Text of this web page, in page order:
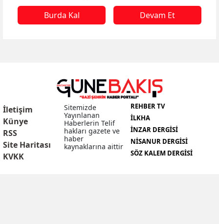
Burda Kal
Devam Et
İletişim
Künye
RSS
Site Haritası
KVKK
Sitemizde
Yayınlanan
Haberlerin Telif
hakları gazete ve
haber
kaynaklarına aittir
REHBER TV
İLKHA
İNZAR DERGISI
NISANUR DERGISI
SÖZ KALEM DERGISI